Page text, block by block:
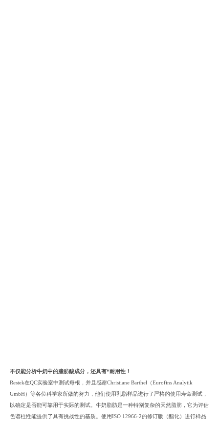
不仅能分析牛奶中的脂肪酸成分，还具有*耐用性！
Restek在QC实验室中测试每根，并且感谢Christiane Barthel（Eurofins Analytik
GmbH）等各位科学家所做的努力，他们使用乳脂样品进行了严格的使用寿命测试，
以确定是否能可靠用于实际的测试。牛奶脂肪是一种特别复杂的天然脂肪，它为评估
色谱柱性能提供了具有挑战性的基质。使用ISO 12966-2的修订版（酯化）进行样品